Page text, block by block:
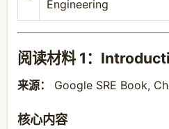
Engineering
阅读材料 1：
来源： Google SRE Book,
核心内容